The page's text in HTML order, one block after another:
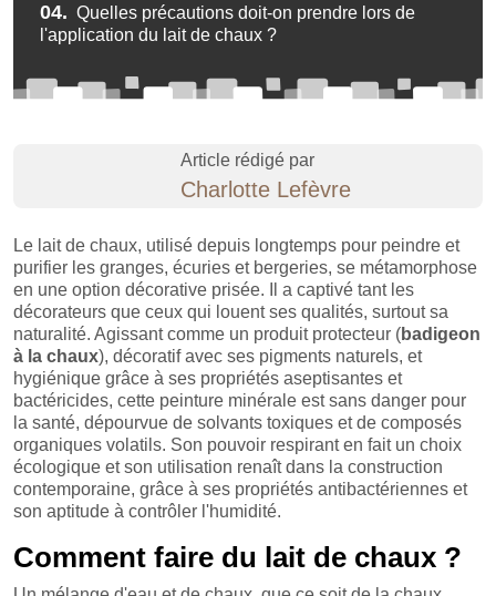
Le lait de chaux, utilisé depuis longtemps pour peindre et
purifier les granges, écuries et bergeries, se métamorphose
en une option décorative prisée. Il a captivé tant les
décorateurs que ceux qui louent ses qualités, surtout sa
naturalité. Agissant comme un produit protecteur (badigeon
à la chaux), décoratif avec ses pigments naturels, et
hygiénique grâce à ses propriétés aseptisantes et
bactéricides, cette peinture minérale est sans danger pour
la santé, dépourvue de solvants toxiques et de composés
organiques volatils. Son pouvoir respirant en fait un choix
écologique et son utilisation renaît dans la construction
contemporaine, grâce à ses propriétés antibactériennes et
son aptitude à contrôler l'humidité.
Comment faire du lait de chaux ?
04. Quelles précautions doit-on prendre lors de
l'application du lait de chaux ?
Article rédigé par
Charlotte Lefèvre